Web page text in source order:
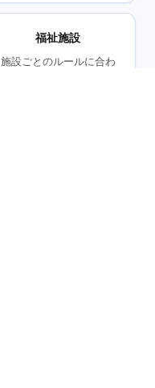
福祉施設
施設ごとのルールに合わ